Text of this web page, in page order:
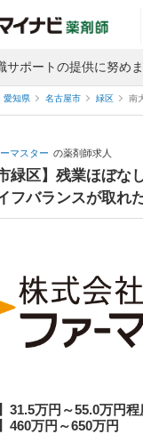
サポートの提供に努めま
愛知県 名古屋市 緑区 南
マスター の薬剤師求人
緑区】残業ほぼな
フバランスが取れ
31.5万円～55.0万円
460万円～650万円